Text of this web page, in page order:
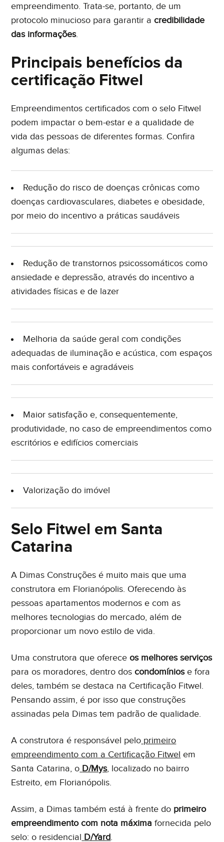
empreendimento. Trata-se, portanto, de um
protocolo minucioso para garantir acredibilidade
das informações.
Principais benefícios da
certificação Fitwel
Empreendimentos certificados com o selo Fitwel
podem impactar o bem-estar e a qualidade de
vida das pessoas de diferentes formas. Confira
algumas delas:
Redução do risco de doenças crônicas como
doenças cardiovasculares, diabetes e obesidade,
por meio do incentivo a práticas saudáveis
Redução de transtornos psicossomáticos como
ansiedade e depressão, através do incentivo a
atividades físicas e de lazer
Melhoria da saúde geral com condições
adequadas de iluminação e acústica, com espaços
mais confortáveis e agradáveis
Maior satisfação e, consequentemente,
produtividade, no caso de empreendimentos como
escritórios e edifícios comerciais
Valorização do imóvel
Selo Fitwel em Santa
Catarina
A Dimas Construções é muito mais que uma
construtora em Florianópolis. Oferecendo às
pessoas apartamentos modernos e com as
melhores tecnologias do mercado, além de
proporcionar um novo estilo de vida.
Uma construtora que ofereceos melhores serviços
para os moradores, dentro dos condomíniose fora
deles, também se destaca na Certificação Fitwel.
Pensando assim, é por isso que construções
assinadas pela Dimas tem padrão de qualidade.
A construtora é responsável pelo primeiro
empreendimento com a Certificação Fitwel em
Santa Catarina, o D/Mys, localizado no bairro
Estreito, em Florianópolis.
Assim, a Dimas também está à frente do primeiro
empreendimento com nota máxima fornecida pelo
selo: o residencial D/Yard.